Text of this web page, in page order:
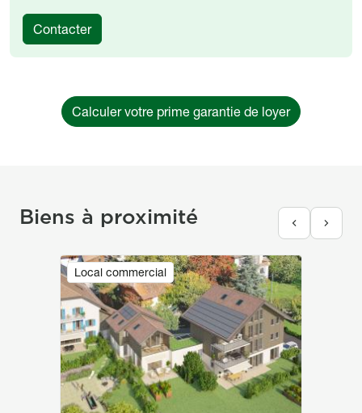
Contacter
Calculer votre prime garantie de loyer
Biens à proximité
Local commercial
Image